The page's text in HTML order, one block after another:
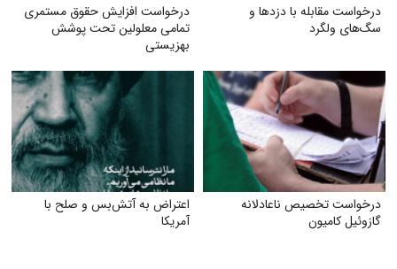
درخواست مقابله با دزدها و
سگ‌های ولگرد
درخواست افزایش حقوق مستمری
تمامی معلولین تحت پوشش
بهزیستی
درخواست تخصیص ناعادلانه
گازوئیل کامیون
اعتراض به آتش‌بس و صلح با
آمریکا